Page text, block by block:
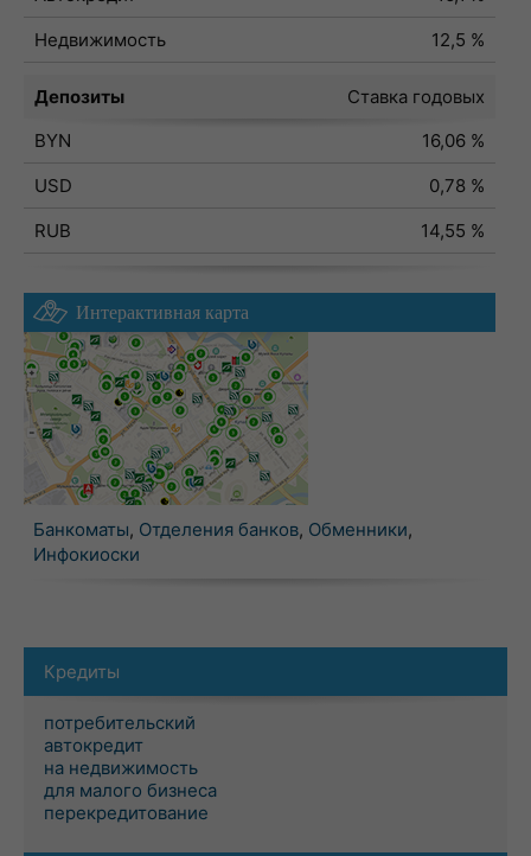
Недвижимость
12,5 %
Депозиты
Ставка годовых
BYN
16,06 %
USD
0,78 %
RUB
14,55 %
Интерактивная карта
Банкоматы, Отделения банков, Обменники,
Инфокиоски
Кредиты
потребительский
автокредит
на недвижимость
для малого бизнеса
перекредитование